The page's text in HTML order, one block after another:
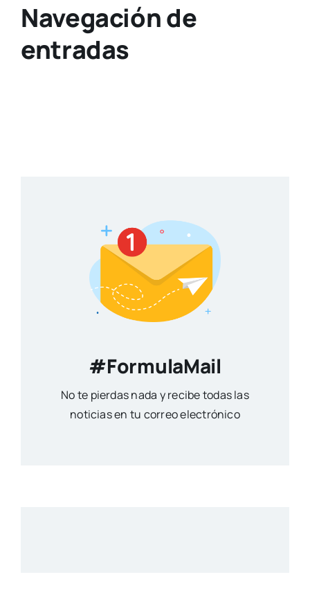
Navegación de
entradas
#FormulaMail
No te pierdas nada y recibe todas las
noticias en tu correo electrónico